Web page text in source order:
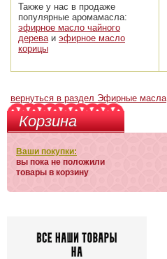
Также у нас в продаже
популярные аромамасла:
эфирное масло чайного
дерева и эфирное масло
корицы
вернуться в раздел Эфирные масла
Корзина
Ваши покупки:
вы пока не положили
товары в корзину